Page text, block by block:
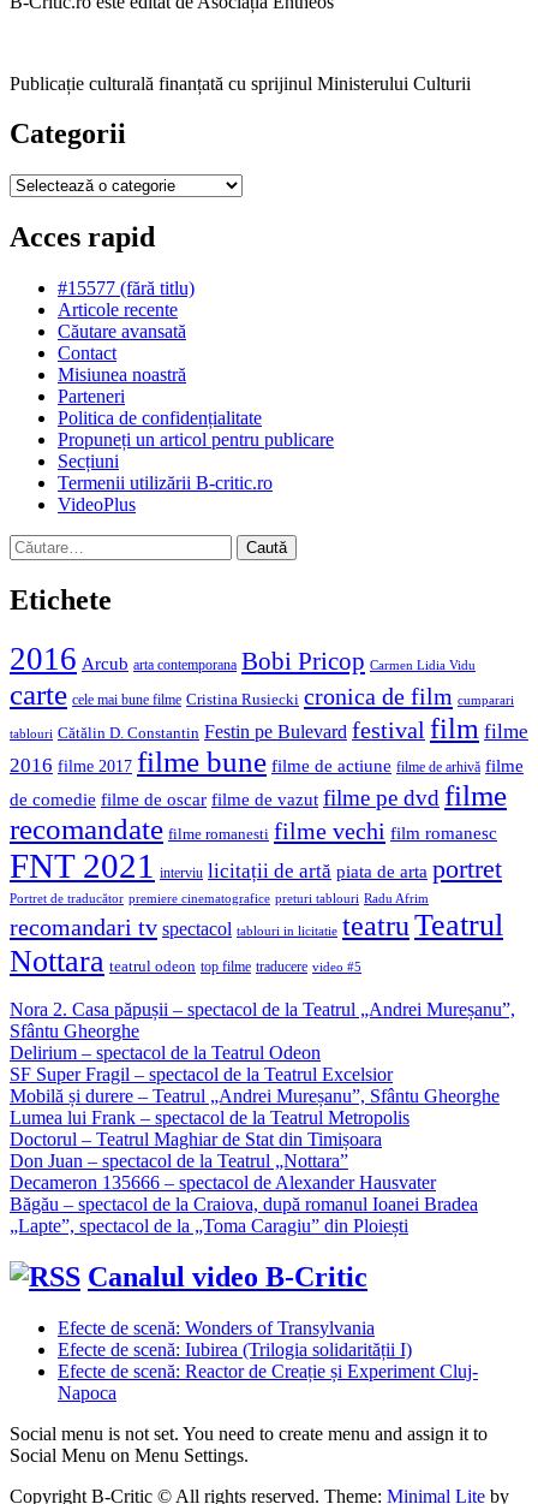
Publicație culturală finanțată cu sprijinul Ministerului Culturii
Categorii
Categorii
Acces rapid
#15577 (fără titlu)
Articole recente
Căutare avansată
Contact
Misiunea noastră
Parteneri
Politica de confidențialitate
Propuneți un articol pentru publicare
Secțiuni
Termenii utilizării B-critic.ro
VideoPlus
Caută
după:
Etichete
2016 Arcub arta contemporana Bobi Pricop Carmen Lidia Vidu
carte cele mai bune filme Cristina Rusiecki cronica de film cumparari
tablouri Cătălin D. Constantin Festin pe Bulevard festival film filme
2016 filme 2017 filme bune filme de actiune filme de arhivă filme
de comedie filme de oscar filme de vazut filme pe dvd filme
recomandate filme romanesti filme vechi film romanesc
FNT 2021 interviu licitații de artă piata de arta portret
Portret de traducător premiere cinematografice preturi tablouri Radu Afrim
recomandari tv spectacol tablouri in licitatie teatruTeatrul
Nottara teatrul odeon top filme traducere video #5
Nora 2. Casa păpușii – spectacol de la Teatrul „Andrei Mureșanu”,
Sfântu Gheorghe
Delirium – spectacol de la Teatrul Odeon
SF Super Fragil – spectacol de la Teatrul Excelsior
Mobilă și durere – Teatrul „Andrei Mureșanu”, Sfântu Gheorghe
Lumea lui Frank – spectacol de la Teatrul Metropolis
Doctorul – Teatrul Maghiar de Stat din Timișoara
Don Juan – spectacol de la Teatrul „Nottara”
Decameron 135666 – spectacol de Alexander Hausvater
Băgău – spectacol de la Craiova, după romanul Ioanei Bradea
„Lapte”, spectacol de la „Toma Caragiu” din Ploiești
Canalul video B-Critic
Efecte de scenă: Wonders of Transylvania
Efecte de scenă: Iubirea (Trilogia solidarității I)
Efecte de scenă: Reactor de Creație și Experiment Cluj-
Napoca
Social menu is not set. You need to create menu and assign it to
Social Menu on Menu Settings.
Copyright B-Critic © All rights reserved. Theme: Minimal Lite by